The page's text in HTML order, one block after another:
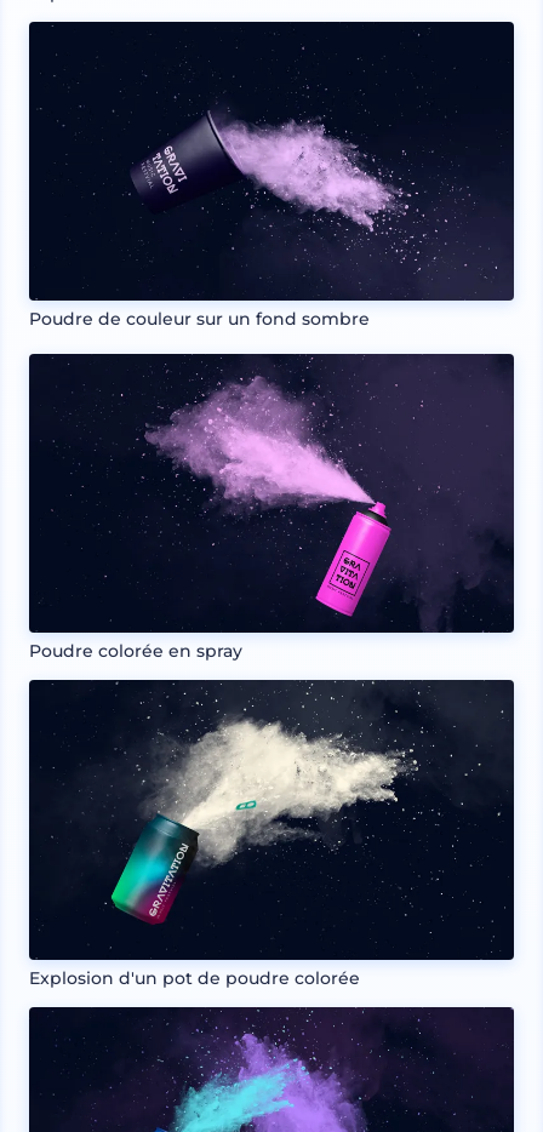
Poudre de couleur sur un fond sombre
Poudre colorée en spray
Explosion d'un pot de poudre colorée